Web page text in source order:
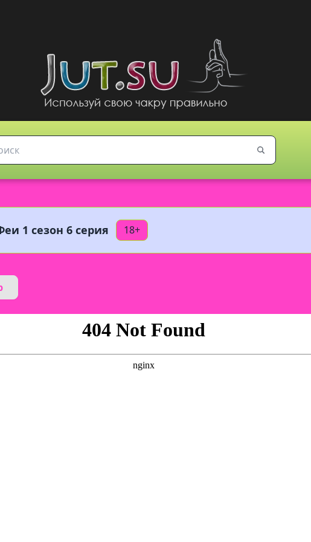
1 сезон 6 серия 18+